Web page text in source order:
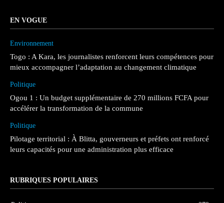
EN VOGUE
Environnement
Togo : A Kara, les journalistes renforcent leurs compétences pour
mieux accompagner l’adaptation au changement climatique
Politique
Ogou 1 : Un budget supplémentaire de 270 millions FCFA pour
accélérer la transformation de la commune
Politique
Pilotage territorial : À Blitta, gouverneurs et préfets ont renforcé
leurs capacités pour une administration plus efficace
RUBRIQUES POPULAIRES